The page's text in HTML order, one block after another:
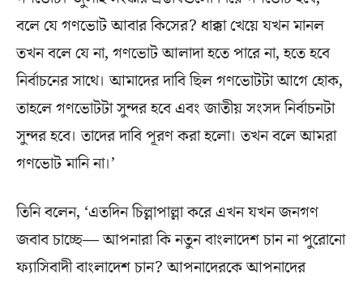
বলে যে গণভোট আবার কিসের? ধাক্কা খেয়ে যখন মানল
তখন বলে যে না, গণভোট আলাদা হতে পারে না, হতে হবে
নির্বাচনের সাথে। আমাদের দাবি ছিল গণভোটটা আগে হোক,
তাহলে গণভোটটা সুন্দর হবে এবং জাতীয় সংসদ নির্বাচনটা
সুন্দর হবে। তাদের দাবি পূরণ করা হলো। তখন বলে আমরা
গণভোট মানি না।’
তিনি বলেন, ‘এতদিন চিল্লাপাল্লা করে এখন যখন জনগণ
জবাব চাচ্ছে— আপনারা কি নতুন বাংলাদেশ চান না পুরোনো
ফ্যাসিবাদী বাংলাদেশ চান? আপনাদেরকে আপনাদের